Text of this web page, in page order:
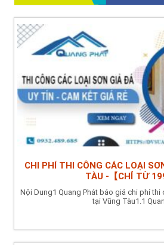
CHI PHÍ THI CÔNG CÁC LOẠI
TÀU -【CHỈ TỪ
Nội Dung1 Quang Phát báo giá chi phí
tại Vũng Tàu1.1